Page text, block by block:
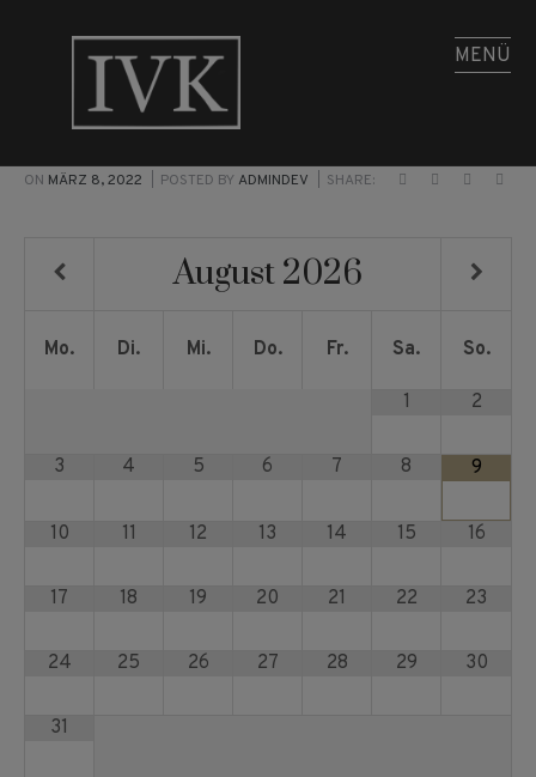
MENÜ
ON MÄRZ 8, 2022 POSTED BY ADMINDEV SHARE:
August 2026
Mo. Di. Mi. Do. Fr. Sa. So.
1 2
3 4 5 6 7 8 9
10 11 12 13 14 15 16
17 18 19 20 21 22 23
24 25 26 27 28 29 30
31